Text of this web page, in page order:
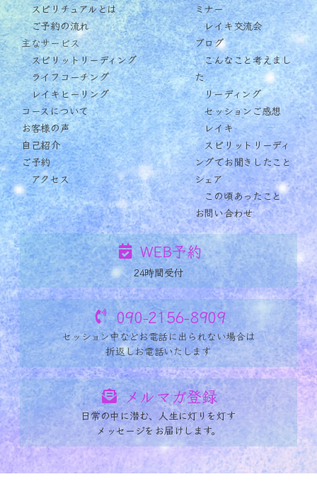
スピリチュアルとは
ご予約の流れ
主なサービス
スピリットリーディング
ライフコーチング
レイキヒーリング
コースについて
お客様の声
自己紹介
ご予約
アクセス
ミナー
レイキ交流会
ブログ
こんなこと考えまし
た
リーディング
セッションご感想
レイキ
スピリットリーディ
ングでお聞きしたこと
シェア
この頃あったこと
お問い合わせ
WEB予約
24時間受付
090-2156-8909
セッション中などお電話に出られない場合は
折返しお電話いたします
メルマガ登録
日常の中に潜む、人生に灯りを灯す
メッセージをお届けします。